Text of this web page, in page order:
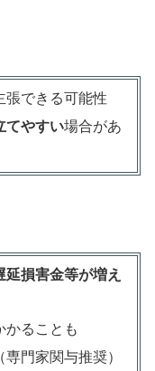
張できる可能性
てやすい場合があ
延損害金等が増え
かることも
門家関与推奨）